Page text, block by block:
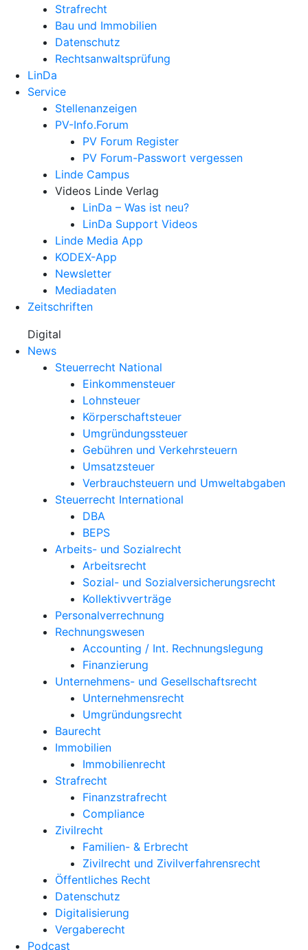
Strafrecht
Bau und Immobilien
Datenschutz
Rechtsanwalts­prüfung
LinDa
Service
Stellenanzeigen
PV-Info.Forum
PV Forum Register
PV Forum-Passwort vergessen
Linde Campus
Videos Linde Verlag
LinDa – Was ist neu?
LinDa Support Videos
Linde Media App
KODEX-App
Newsletter
Mediadaten
Zeitschriften
Digital
News
Steuerrecht National
Einkommensteuer
Lohnsteuer
Körperschaftsteuer
Umgründungssteuer
Gebühren und Verkehrsteuern
Umsatzsteuer
Verbrauchsteuern und Umweltabgaben
Steuerrecht International
DBA
BEPS
Arbeits- und Sozialrecht
Arbeitsrecht
Sozial- und Sozialversicherungsrecht
Kollektivverträge
Personalverrechnung
Rechnungswesen
Accounting / Int. Rechnungslegung
Finanzierung
Unternehmens- und Gesellschaftsrecht
Unternehmensrecht
Umgründungsrecht
Baurecht
Immobilien
Immobilienrecht
Strafrecht
Finanzstrafrecht
Compliance
Zivilrecht
Familien- & Erbrecht
Zivilrecht und Zivilverfahrensrecht
Öffentliches Recht
Datenschutz
Digitalisierung
Vergaberecht
Podcast